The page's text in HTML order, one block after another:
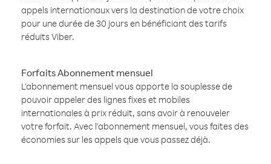
appels internationaux vers la destination de votre choix
pour une durée de 30 jours en bénéficiant des tarifs
réduits Viber.
Forfaits Abonnement mensuel
L'abonnement mensuel vous apporte la souplesse de
pouvoir appeler des lignes fixes et mobiles
internationales à prix réduit, sans avoir à renouveler
votre forfait. Avec l'abonnement mensuel, vous faites des
économies sur les appels que vous passez déjà.